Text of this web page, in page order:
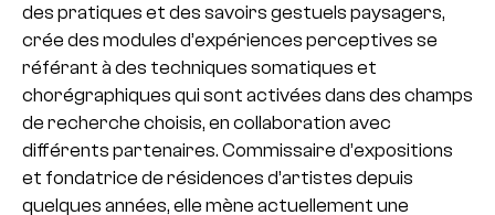
des pratiques et des savoirs gestuels paysagers,
crée des modules d’expériences perceptives se
référant à des techniques somatiques et
chorégraphiques qui sont activées dans des champs
de recherche choisis, en collaboration avec
différents partenaires. Commissaire d’expositions
et fondatrice de résidences d’artistes depuis
quelques années, elle mène actuellement une